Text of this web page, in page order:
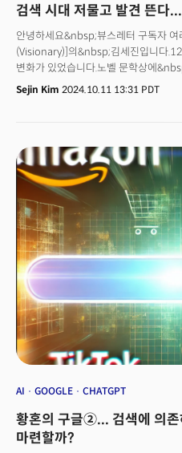
검색 시대 저물고 발견 뜬다
안녕하세요&nbsp;뷰스레터 구독자
(Visionary)]의&nbsp;김세진입니다
변화가 있었습니다.노벨 문학상에
선정했죠.&nbsp;아시아 국가 국적의
모옌 이후 12년 만입니다. 여성 작가
등이 그 주인공이죠. 노벨 물리학상에
미국 프린스턴대 교수와 제프리 힌튼
과학과 기술의 거리는 멀었습니다
과학을 상용화하는 비즈니스 세계의
노벨상을 거의 받지 못했습니다
소셜미디어(SNS)는 ‘발명’으로 여겨
세르게이 브린은 구글이 된 검색 엔진
못했습니다.그러나 이제 노벨 과학상
&nbsp;AI 연구자입니다.&nbsp;기술
사례입니다.&nbsp;지난 10년 동안 사
(AI) 기술의 중요성을 과학계가 인정
생성AI로 계속 ‘발명’이 계속되고 있
구글입니다.&nbsp;<더밀크 주요 기사
삼성 갤럭시링에 맞불두 도시 이야기:
Sejin Kim 2024.10.11 13:31 PDT
AI GOOGLE CHATGPT
황혼의 구글②... 검색에 의존
마련할까?